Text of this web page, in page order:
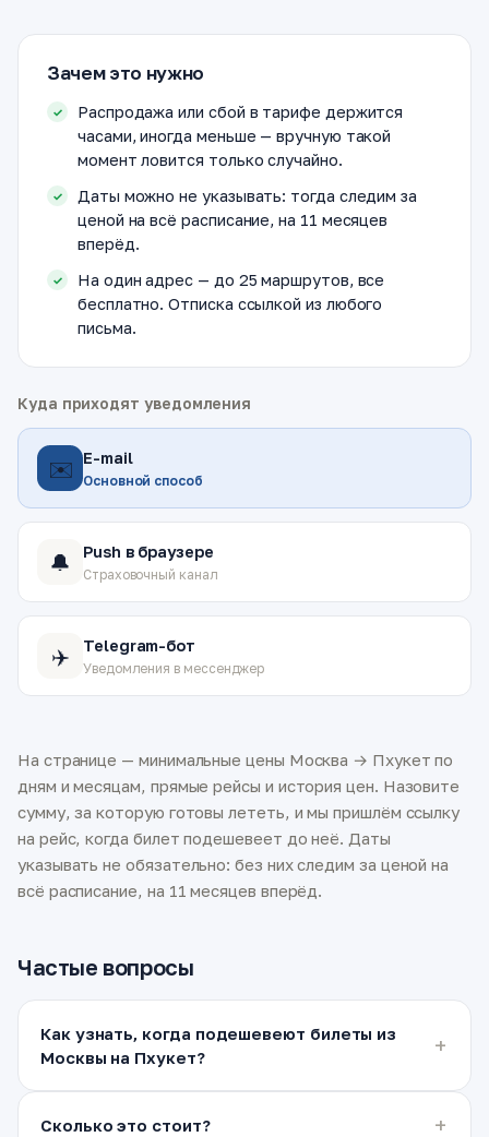
Зачем это нужно
Распродажа или сбой в тарифе держится
часами, иногда меньше — вручную такой
момент ловится только случайно.
Даты можно не указывать: тогда следим за
ценой на всё расписание, на 11 месяцев
вперёд.
На один адрес — до 25 маршрутов, все
бесплатно. Отписка ссылкой из любого
письма.
Куда приходят уведомления
✉️ E-mail
Основной способ
🔔 Push в браузере
Страховочный канал
✈️ Telegram-бот
Уведомления в мессенджер
На странице — минимальные цены Москва → Пхукет по
дням и месяцам, прямые рейсы и история цен. Назовите
сумму, за которую готовы лететь, и мы пришлём ссылку
на рейс, когда билет подешевеет до неё. Даты
указывать не обязательно: без них следим за ценой на
всё расписание, на 11 месяцев вперёд.
Частые вопросы
Как узнать, когда подешевеют билеты из
Москвы на Пхукет?
Сколько это стоит?